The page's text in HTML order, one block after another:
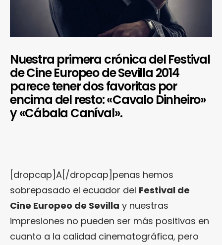
Nuestra primera crónica del Festival
de Cine Europeo de Sevilla 2014
parece tener dos favoritas por
encima del resto: «Cavalo Dinheiro»
y «Cábala Caníval».
[dropcap]A[/dropcap]penas hemos
sobrepasado el ecuador del Festival de
Cine Europeo de Sevilla y nuestras
impresiones no pueden ser más positivas en
cuanto a la calidad cinematográfica, pero